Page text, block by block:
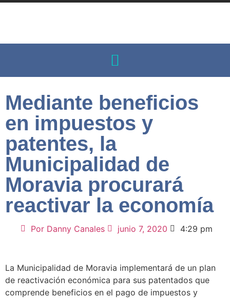
Mediante beneficios
en impuestos y
patentes, la
Municipalidad de
Moravia procurará
reactivar la economía
PorDanny Canales junio 7, 2020 4:29 pm
La Municipalidad de Moravia implementará de un plan
de reactivación económica para sus patentados que
comprende beneficios en el pago de impuestos y